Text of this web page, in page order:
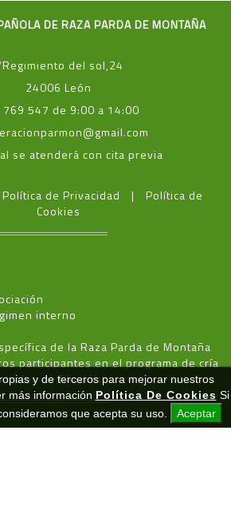
DE RAZA PARDA DE MONTAÑA
Regimiento del sol,24
24006 León
547 de 9:00 a 14:00
se atenderá con cita previa
Política de Privacidad
Política de
Cookies
interno
de la Raza Parda de Montaña
participantes en el programa de cría
de filiación
y de terceros para mejorar nuestros
más información Política De Cookies Si
que acepta su uso.
Aceptar